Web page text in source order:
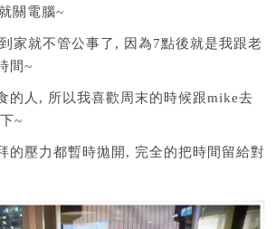
關電腦~
家就不管公事了, 因為7點後就是我跟老
間~
的人, 所以我喜歡周末的時候跟mike去
~
的壓力都暫時拋開, 完全的把時間留給對